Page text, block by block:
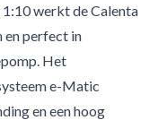
werkt de Calenta
en perfect in
Het
e-Matic
en een hoog